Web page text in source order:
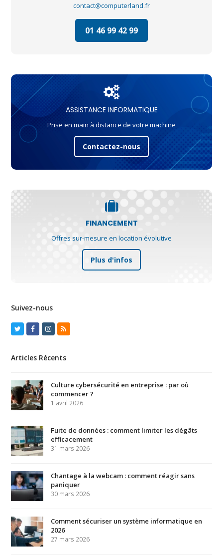
contact@computerland.fr
01 46 99 42 99
ASSISTANCE INFORMATIQUE
Prise en main à distance de votre machine
Contactez-nous
FINANCEMENT
Offres sur-mesure en location évolutive
Plus d'infos
Suivez-nous
TwitterFacebook
Instagram
RSS
Articles Récents
Culture cybersécurité en entreprise : par où
commencer ?
1 avril 2026
Fuite de données : comment limiter les dégâts
efficacement
31 mars 2026
Chantage à la webcam : comment réagir sans
paniquer
30 mars 2026
Comment sécuriser un système informatique en
2026
27 mars 2026